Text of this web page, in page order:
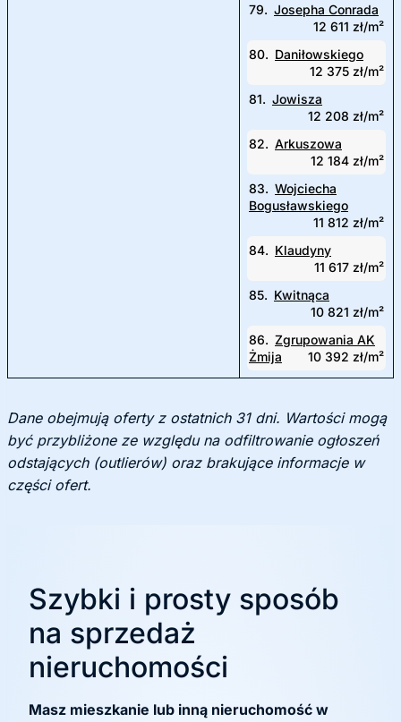
79. Josepha Conrada
12 611 zł/m²
80. Daniłowskiego
12 375 zł/m²
81. Jowisza
12 208 zł/m²
82. Arkuszowa
12 184 zł/m²
83. Wojciecha
Bogusławskiego
11 812 zł/m²
84. Klaudyny
11 617 zł/m²
85. Kwitnąca
10 821 zł/m²
86. Zgrupowania AK
Żmija
10 392 zł/m²
Dane obejmują oferty z ostatnich 31 dni. Wartości mogą
być przybliżone ze względu na odfiltrowanie ogłoszeń
odstających (outlierów) oraz brakujące informacje w
części ofert.
Szybki i prosty sposób
na sprzedaż
nieruchomości
Masz mieszkanie lub inną nieruchomość w